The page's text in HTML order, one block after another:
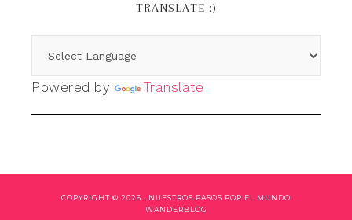
TRANSLATE :)
Powered by Translate
COPYRIGHT © 2026 · NUESTROS PASOS POR EL MUNDO
WANDERBLOG